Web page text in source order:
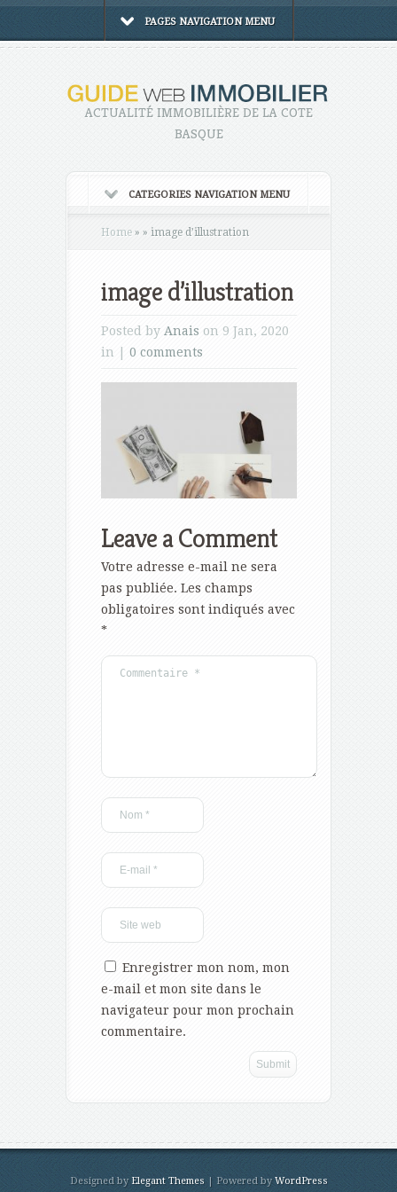
PAGES NAVIGATION MENU
ACTUALITÉ IMMOBILIÈRE DE LA COTE
BASQUE
CATEGORIES NAVIGATION MENU
Home » » image d’illustration
image d’illustration
Posted by Anais on 9 Jan, 2020
in | 0 comments
Leave a Comment
Votre adresse e-mail ne sera
pas publiée. Les champs
obligatoires sont indiqués avec
*
Enregistrer mon nom, mon
e-mail et mon site dans le
navigateur pour mon prochain
commentaire.
Designed by Elegant Themes| Powered byWordPress